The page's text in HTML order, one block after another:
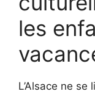
les
L’Alsace ne